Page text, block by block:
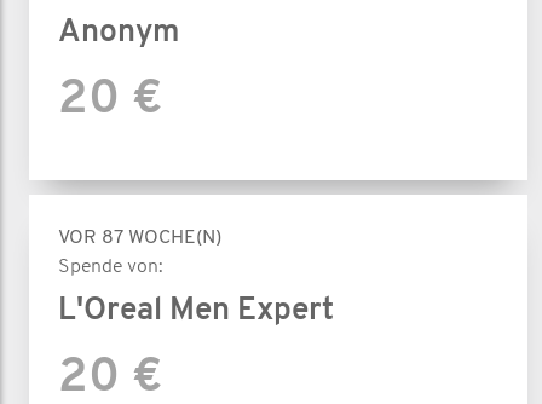
Anonym
20 €
VOR 87 WOCHE(N)
Spende von:
L'Oreal Men Expert
20 €